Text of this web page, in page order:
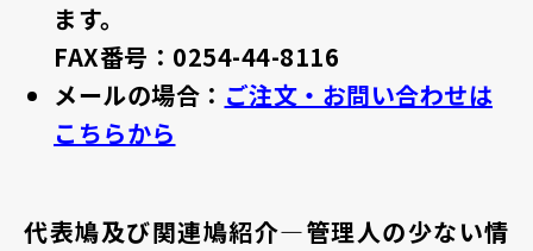
ます。
FAX番号：0254-44-8116
メールの場合： ご注文・お問い合わせは
こちらから
代表鳩及び関連鳩紹介—管理人の少ない情